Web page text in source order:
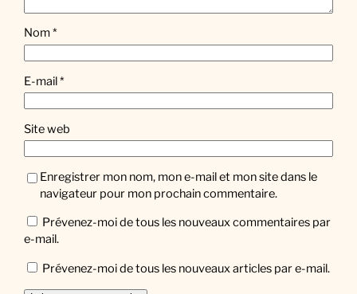
Nom*
E-mail*
Site web
Enregistrer mon nom, mon e-mail et mon site dans le
navigateur pour mon prochain commentaire.
Prévenez-moi de tous les nouveaux commentaires par
e-mail.
Prévenez-moi de tous les nouveaux articles par e-mail.